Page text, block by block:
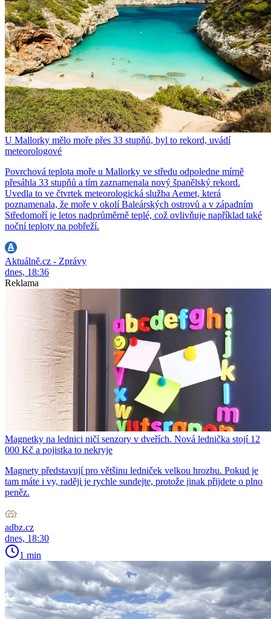
U Mallorky mělo moře přes 33 stupňů, byl to rekord, uvádí
meteorologové
Povrchová teplota moře u Mallorky ve středu odpoledne mírně
přesáhla 33 stupňů a tím zaznamenala nový španělský rekord.
Uvedla to ve čtvrtek meteorologická služba Aemet, která
poznamenala, že moře v okolí Baleárských ostrovů a v západním
Středomoří je letos nadprůměrně teplé, což ovlivňuje například také
noční teploty na pobřeží.
Aktuálně.cz - Zprávy
dnes, 18:36
Reklama
Magnetky na lednici ničí senzory v dveřích. Nová lednička stojí 12
000 Kč a pojistka to nekryje
Magnety představují pro většinu ledniček velkou hrozbu. Pokud je
tam máte i vy, raději je rychle sundejte, protože jinak přijdete o plno
peněz.
adbz.cz
dnes, 18:30
1 min